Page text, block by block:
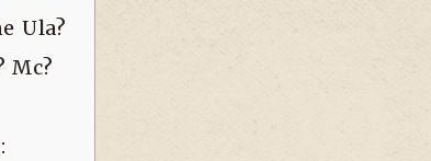
Of
Ula?
Mc?